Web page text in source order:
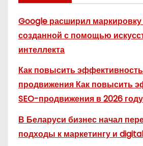
Google расширил
созданной с помощью
интеллекта
Как повысить
продвижения Как повысить
SEO-продвижения в 2026 году
В Беларуси бизнес начал
подходы к маркетингу и